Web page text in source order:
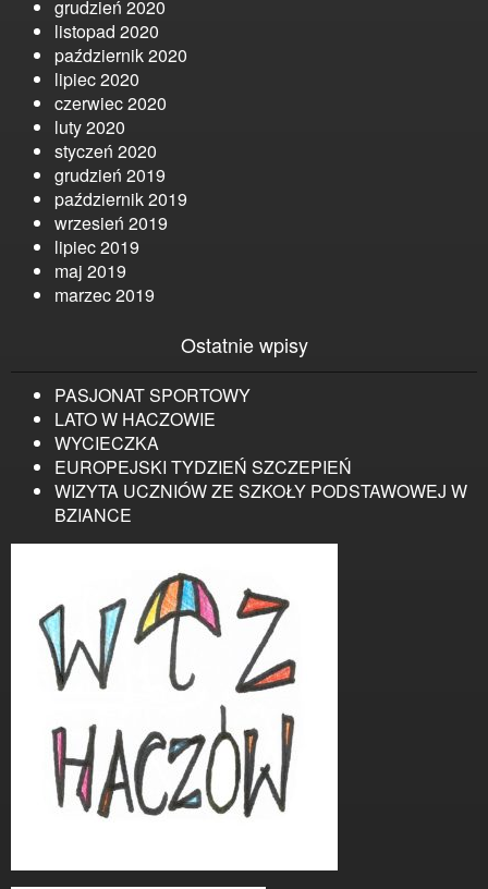
grudzień 2020
listopad 2020
październik 2020
lipiec 2020
czerwiec 2020
luty 2020
styczeń 2020
grudzień 2019
październik 2019
wrzesień 2019
lipiec 2019
maj 2019
marzec 2019
Ostatnie wpisy
PASJONAT SPORTOWY
LATO W HACZOWIE
WYCIECZKA
EUROPEJSKI TYDZIEŃ SZCZEPIEŃ
WIZYTA UCZNIÓW ZE SZKOŁY PODSTAWOWEJ W
BZIANCE